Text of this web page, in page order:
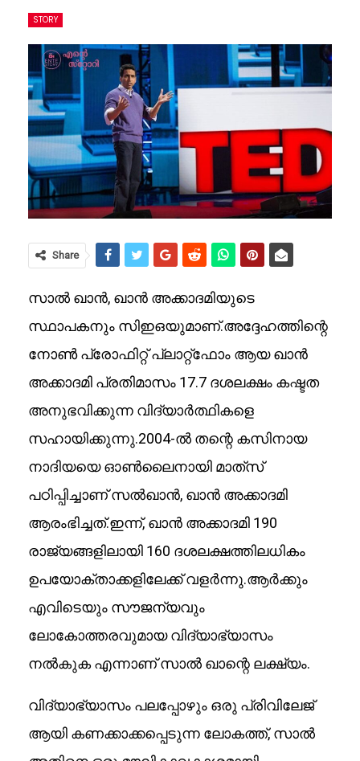
STORY
Share
സാൽ ഖാൻ, ഖാൻ അക്കാദമിയുടെ
സ്ഥാപകനും സിഇഒയുമാണ്.അദ്ദേഹത്തിന്റെ
നോൺ പ്രോഫിറ്റ് പ്ലാറ്റ്‌ഫോം ആയ ഖാൻ
അക്കാദമി പ്രതിമാസം 17.7 ദശലക്ഷം കഷ്ടത
അനുഭവിക്കുന്ന വിദ്യാർത്ഥികളെ
സഹായിക്കുന്നു.2004-ൽ തന്റെ കസിനായ
നാദിയയെ ഓൺലൈനായി മാത്‍സ്
പഠിപ്പിച്ചാണ് സൽഖാൻ, ഖാൻ അക്കാദമി
ആരംഭിച്ചത്.ഇന്ന്, ഖാൻ അക്കാദമി 190
രാജ്യങ്ങളിലായി 160 ദശലക്ഷത്തിലധികം
ഉപയോക്താക്കളിലേക്ക് വളർന്നു.ആർക്കും
എവിടെയും സൗജന്യവും
ലോകോത്തരവുമായ വിദ്യാഭ്യാസം
നൽകുക എന്നാണ് സാൽ ഖാന്റെ ലക്ഷ്യം.
വിദ്യാഭ്യാസം പലപ്പോഴും ഒരു പ്രിവിലേജ്
ആയി കണക്കാക്കപ്പെടുന്ന ലോകത്ത്, സാൽ